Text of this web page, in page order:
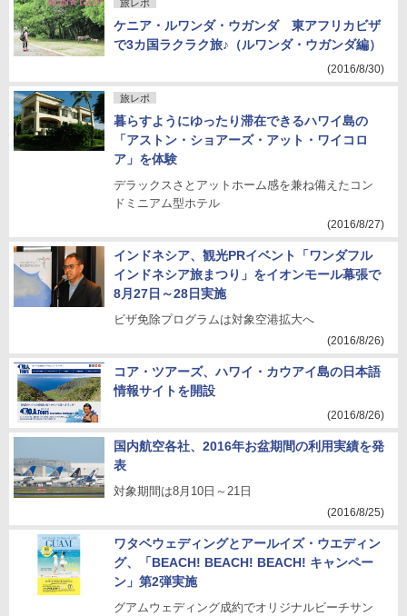
旅レポ
ケニア・ルワンダ・ウガンダ 東アフリカビザ
で3カ国ラクラク旅♪（ルワンダ・ウガンダ編）
(2016/8/30)
旅レポ
暮らすようにゆったり滞在できるハワイ島の
「アストン・ショアーズ・アット・ワイコロ
ア」を体験
デラックスさとアットホーム感を兼ね備えたコン
ドミニアム型ホテル
(2016/8/27)
インドネシア、観光PRイベント「ワンダフル
インドネシア旅まつり」をイオンモール幕張で
8月27日～28日実施
ビザ免除プログラムは対象空港拡大へ
(2016/8/26)
コア・ツアーズ、ハワイ・カウアイ島の日本語
情報サイトを開設
(2016/8/26)
国内航空各社、2016年お盆期間の利用実績を発
表
対象期間は8月10日～21日
(2016/8/25)
ワタベウェディングとアールイズ・ウエディン
グ、「BEACH! BEACH! BEACH! キャンペー
ン」第2弾実施
グアムウェディング成約でオリジナルビーチサン